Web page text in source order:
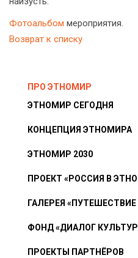
Фотоальбом мероприятия.
Возврат к списку
ПРО ЭТНОМИР
ЭТНОМИР СЕГОДНЯ
КОНЦЕПЦИЯ ЭТНОМИРА
ЭТНОМИР 2030
ПРОЕКТ «РОССИЯ В
ГАЛЕРЕЯ
ФОНД «ДИАЛОГ
ПРОЕКТЫ ПАРТНЁРОВ